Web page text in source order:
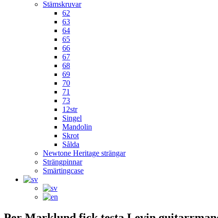
Stämskruvar
62
63
64
65
66
67
68
69
70
71
73
12str
Singel
Mandolin
Skrot
Sålda
Newtone Heritage strängar
Strängpinnar
Smärtingcase